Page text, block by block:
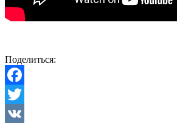
Поделиться:
Facebook
Twitter